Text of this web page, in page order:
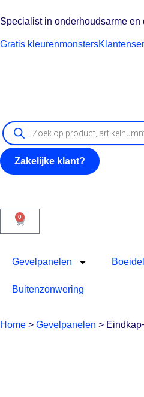
Specialist in onderhoudsarme
Gratis kleurenmonsters
Zakelijke klant?
0
Gevelpanelen
Buitenzonwering
Home > Gevelpanelen >